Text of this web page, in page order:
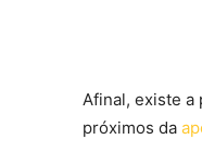
Afinal, existe a
próximos da